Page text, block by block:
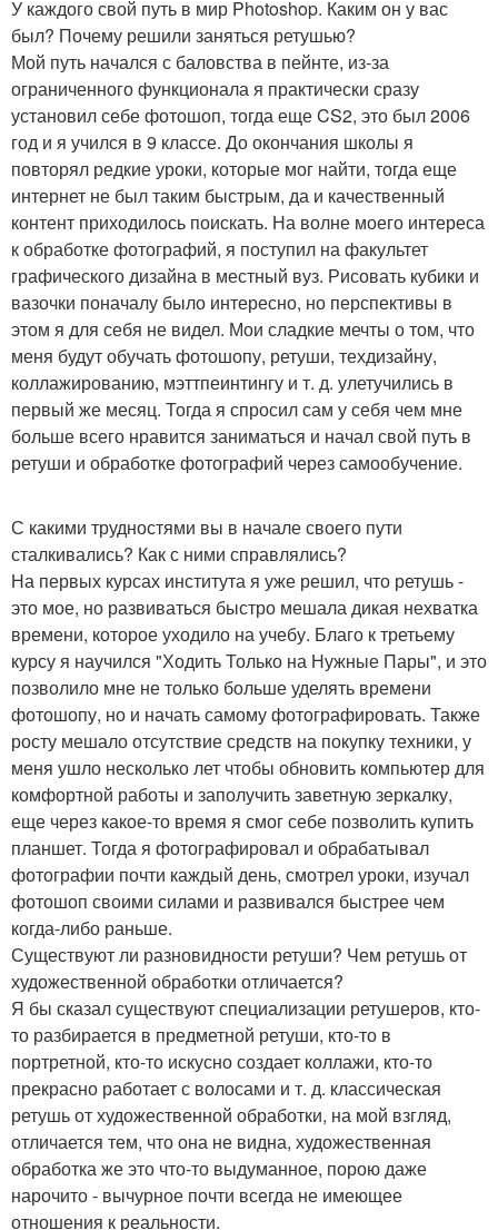
У каждого свой путь в мир Photoshop. Каким он у вас
был? Почему решили заняться ретушью?
Мой путь начался с баловства в пейнте, из-за
ограниченного функционала я практически сразу
установил себе фотошоп, тогда еще CS2, это был 2006
год и я учился в 9 классе. До окончания школы я
повторял редкие уроки, которые мог найти, тогда еще
интернет не был таким быстрым, да и качественный
контент приходилось поискать. На волне моего интереса
к обработке фотографий, я поступил на факультет
графического дизайна в местный вуз. Рисовать кубики и
вазочки поначалу было интересно, но перспективы в
этом я для себя не видел. Мои сладкие мечты о том, что
меня будут обучать фотошопу, ретуши, техдизайну,
коллажированию, мэттпеинтингу и т. д. улетучились в
первый же месяц. Тогда я спросил сам у себя чем мне
больше всего нравится заниматься и начал свой путь в
ретуши и обработке фотографий через самообучение.
С какими трудностями вы в начале своего пути
сталкивались? Как с ними справлялись?
На первых курсах института я уже решил, что ретушь -
это мое, но развиваться быстро мешала дикая нехватка
времени, которое уходило на учебу. Благо к третьему
курсу я научился "Ходить Только на Нужные Пары", и это
позволило мне не только больше уделять времени
фотошопу, но и начать самому фотографировать. Также
росту мешало отсутствие средств на покупку техники, у
меня ушло несколько лет чтобы обновить компьютер для
комфортной работы и заполучить заветную зеркалку,
еще через какое-то время я смог себе позволить купить
планшет. Тогда я фотографировал и обрабатывал
фотографии почти каждый день, смотрел уроки, изучал
фотошоп своими силами и развивался быстрее чем
когда-либо раньше.
Существуют ли разновидности ретуши? Чем ретушь от
художественной обработки отличается?
Я бы сказал существуют специализации ретушеров, кто-
то разбирается в предметной ретуши, кто-то в
портретной, кто-то искусно создает коллажи, кто-то
прекрасно работает с волосами и т. д. классическая
ретушь от художественной обработки, на мой взгляд,
отличается тем, что она не видна, художественная
обработка же это что-то выдуманное, порою даже
нарочито - вычурное почти всегда не имеющее
отношения к реальности.